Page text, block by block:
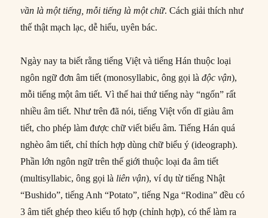
vần là mộttiếng, mỗitiếng là một chữ. Cách giải thích như
thế thật mạch lạc, dễ hiểu, uyên bác.
Ngày nay ta biết rằng tiếng Việt và tiếng Hán thuộc loại
ngôn ngữ đơn âm tiết (monosyllabic, ông gọi làđộc vận),
mỗi tiếng một âm tiết. Vì thế hai thứ tiếng này “ngốn” rất
nhiều âm tiết. Như trên đã nói, tiếng Việt vốn dĩ giàu âm
tiết, cho phép làm được chữ viết biểu âm. Tiếng Hán quá
nghèo âm tiết, chỉ thích hợp dùng chữ biểu ý (ideograph).
Phần lớn ngôn ngữ trên thế giới thuộc loại đa âm tiết
(multisyllabic, ông gọi là liên vận), ví dụ từ tiếng Nhật
“Bushido”, tiếng Anh “Potato”, tiếng Nga “Rodina” đều có
3 âm tiết ghép theo kiểu tổ hợp (chỉnh hợp), có thể làm ra